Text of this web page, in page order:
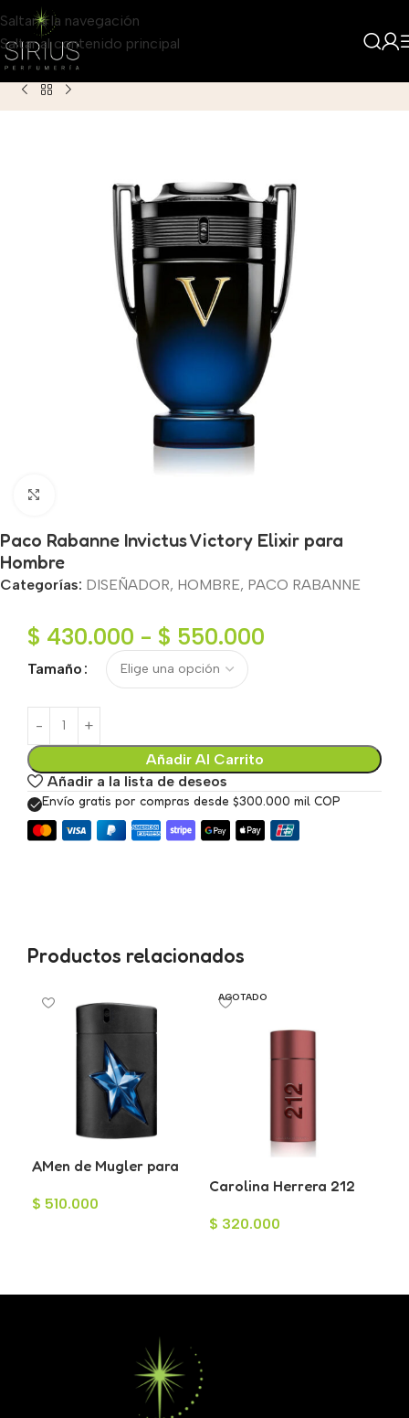
Saltar a la navegación
Saltar al contenido principal
Inicio Producto
Paco Rabanne Invictus Victory Elixir para
Hombre
Categorías: DISEÑADOR, HOMBRE, PACO RABANNE
$ 430.000 - $ 550.000
Tamaño
Añadir Al Carrito
Añadir a la lista de deseos
Envío gratis por compras desde $300.000 mil COP
Productos relacionados
AMen de Mugler para
$ 510.000
AGOTADO
Carolina Herrera 212
Toilette para Hombre
$ 320.000